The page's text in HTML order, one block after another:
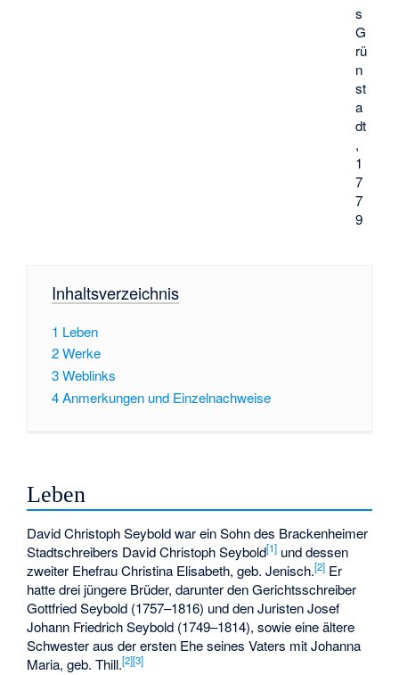
s
G
rü
n
st
a
dt
,
1
7
7
9
Inhaltsverzeichnis
1 Leben
2Werke
3Weblinks
4Anmerkungen und Einzelnachweise
Leben
David Christoph Seybold war ein Sohn des Brackenheimer
Stadtschreibers David Christoph Seybold[1] und dessen
zweiter Ehefrau Christina Elisabeth, geb. Jenisch.[2] Er
hatte drei jüngere Brüder, darunter den Gerichtsschreiber
Gottfried Seybold (1757–1816) und den Juristen Josef
Johann Friedrich Seybold (1749–1814), sowie eine ältere
Schwester aus der ersten Ehe seines Vaters mit Johanna
Maria, geb. Thill.[2][3]